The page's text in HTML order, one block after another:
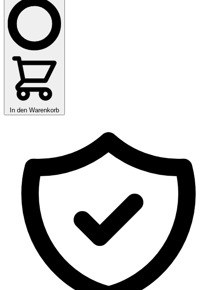
In den Warenkorb